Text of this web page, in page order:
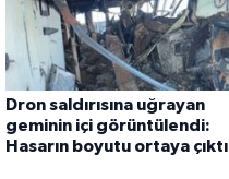
Dron saldırısına uğrayan
geminin içi görüntülendi:
Hasarın boyutu ortaya çıktı